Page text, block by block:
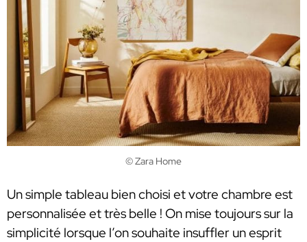
© Zara Home
Un simple tableau bien choisi et votre chambre est
personnalisée et très belle ! On mise toujours sur la
simplicité lorsque l’on souhaite insuffler un esprit